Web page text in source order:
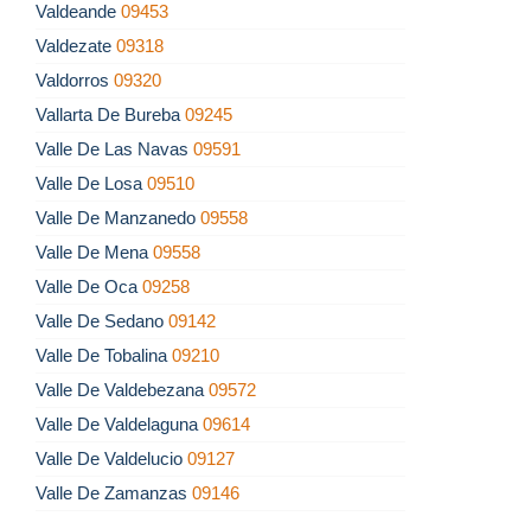
Valdeande 09453
Valdezate 09318
Valdorros 09320
Vallarta De Bureba 09245
Valle De Las Navas 09591
Valle De Losa 09510
Valle De Manzanedo 09558
Valle De Mena 09558
Valle De Oca 09258
Valle De Sedano 09142
Valle De Tobalina 09210
Valle De Valdebezana 09572
Valle De Valdelaguna 09614
Valle De Valdelucio 09127
Valle De Zamanzas 09146